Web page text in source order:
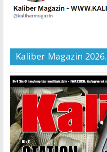
Kaliber Magazin